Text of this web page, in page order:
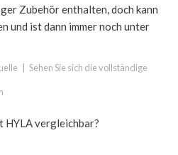
Zubehör enthalten, doch kann
und ist dann immer noch unter
Sehen Sie sich die vollständige
HYLA vergleichbar?